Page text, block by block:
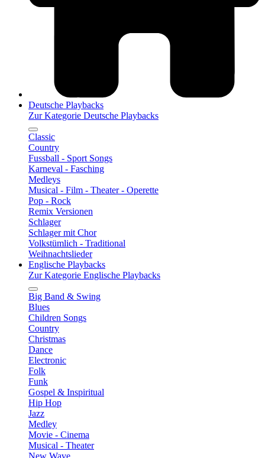
Deutsche Playbacks
Zur Kategorie Deutsche Playbacks
Classic
Country
Fussball - Sport Songs
Karneval - Fasching
Medleys
Musical - Film - Theater - Operette
Pop - Rock
Remix Versionen
Schlager
Schlager mit Chor
Volkstümlich - Traditional
Weihnachtslieder
Englische Playbacks
Zur Kategorie Englische Playbacks
Big Band & Swing
Blues
Children Songs
Country
Christmas
Dance
Electronic
Folk
Funk
Gospel & Inspiritual
Hip Hop
Jazz
Medley
Movie - Cinema
Musical - Theater
New Wave